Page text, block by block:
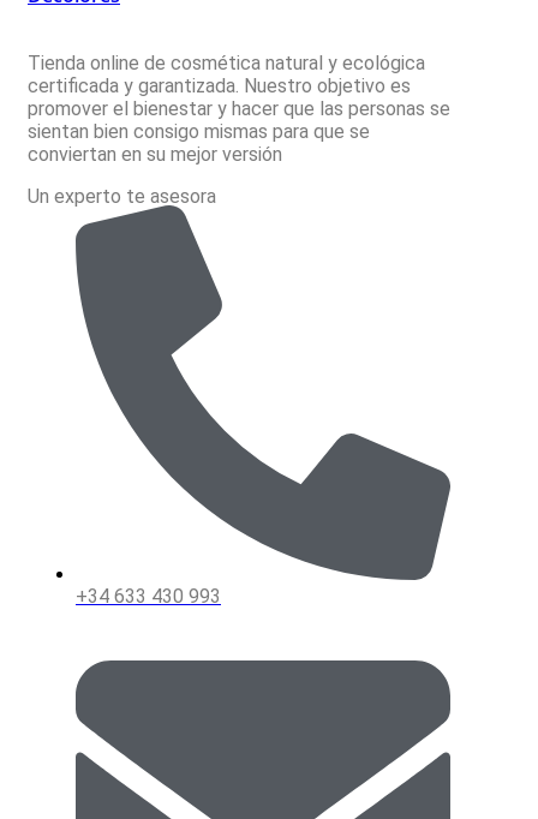
Tienda online de cosmética natural y ecológica
certificada y garantizada. Nuestro objetivo es
promover el bienestar y hacer que las personas se
sientan bien consigo mismas para que se
conviertan en su mejor versión
Un experto te asesora
+34 633 430 993